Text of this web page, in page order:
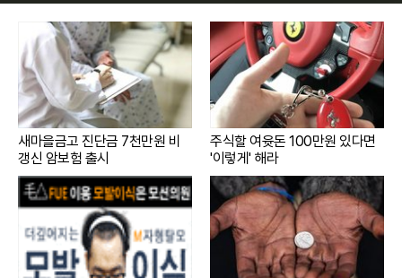
새마을금고 진단금 7천만원 비
갱신 암보험 출시
주식할 여윳돈 100만원 있다면
'이렇게' 해라